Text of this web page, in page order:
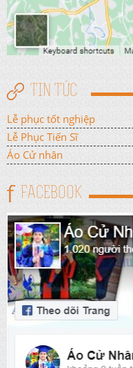
TIN TỨC
Lễ phục tốt nghiệp
Lễ Phục Tiến Sĩ
Áo Cử nhân
FACEBOOK